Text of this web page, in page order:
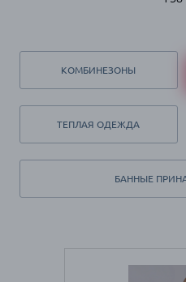
КОМБИНЕЗОНЫ
ТЕПЛАЯ ОДЕЖДА
БАННЫЕ